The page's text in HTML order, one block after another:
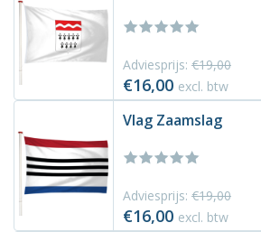
Adviesprijs: €19,00
€16,00 excl. btw
Vlag Zaamslag
Adviesprijs: €19,00
€16,00 excl. btw